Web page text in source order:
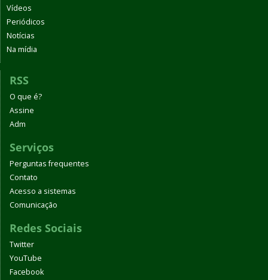
Vídeos
Periódicos
Notícias
Na mídia
RSS
O que é?
Assine
Adm
Serviços
Perguntas frequentes
Contato
Acesso a sistemas
Comunicação
Redes Sociais
Twitter
YouTube
Facebook